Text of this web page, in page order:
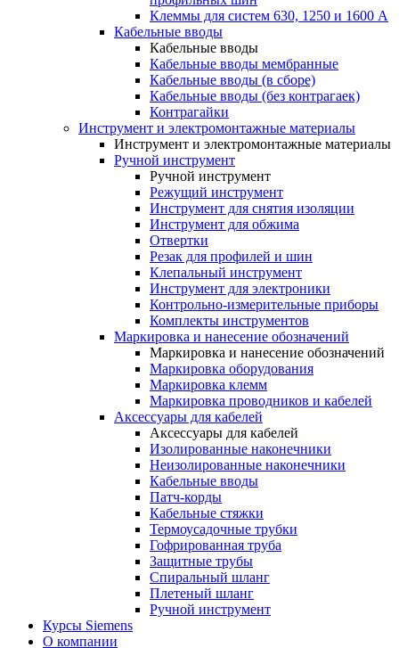
Клеммы для систем 630, 1250 и 1600 А
Кабельные вводы
Кабельные вводы
Кабельные вводы мембранные
Кабельные вводы (в сборе)
Кабельные вводы (без контрагаек)
Контрагайки
Инструмент и электромонтажные материалы
Инструмент и электромонтажные материалы
Ручной инструмент
Ручной инструмент
Режущий инструмент
Инструмент для снятия изоляции
Инструмент для обжима
Отвертки
Резак для профилей и шин
Клепальный инструмент
Инструмент для электроники
Контрольно-измерительные приборы
Комплекты инструментов
Маркировка и нанесение обозначений
Маркировка и нанесение обозначений
Маркировка оборудования
Маркировка клемм
Маркировка проводников и кабелей
Аксессуары для кабелей
Аксессуары для кабелей
Изолированные наконечники
Неизолированные наконечники
Кабельные вводы
Патч-корды
Кабельные стяжки
Термоусадочные трубки
Гофрированная труба
Защитные трубы
Спиральный шланг
Плетеный шланг
Ручной инструмент
Курсы Siemens
О компании